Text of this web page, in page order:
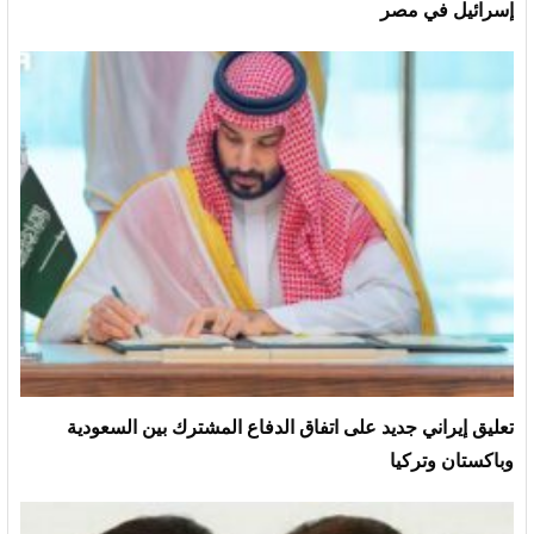
إسرائيل في مصر
تعليق إيراني جديد على اتفاق الدفاع المشترك بين السعودية
وباكستان وتركيا